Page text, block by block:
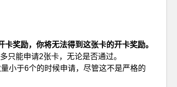
奖励，你将无法得到这张卡的开卡奖励。
只能申请2张卡，无论是否通过。
小于6个的时候申请，尽管这不是严格的